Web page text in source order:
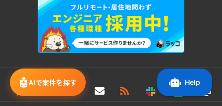
🤖AIで案件を探す
新着/値下げ案件情報